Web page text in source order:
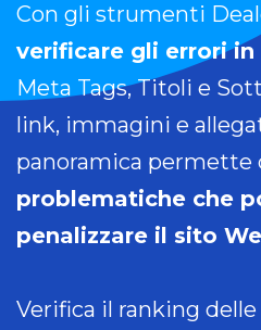
Con gli strumenti
verificare gli errori in
Meta Tags, Titoli e
link, immagini e
panoramica permette
problematiche che
penalizzare il sito
Verifica il ranking